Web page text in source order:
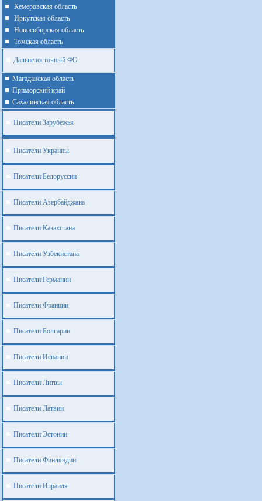
Кемеровская область
Иркутская область
Новосибирская область
Томская область
Дальневосточный ФО
Магаданская область
Приморский край
Cахалинская область
Писатели Зарубежья
Писатели Украины
Писатели Белоруссии
Писатели Азербайджана
Писатели Казахстана
Писатели Узбекистана
Писатели Германии
Писатели Франции
Писатели Болгарии
Писатели Испании
Писатели Литвы
Писатели Латвии
Писатели Эстонии
Писатели Финляндии
Писатели Израиля